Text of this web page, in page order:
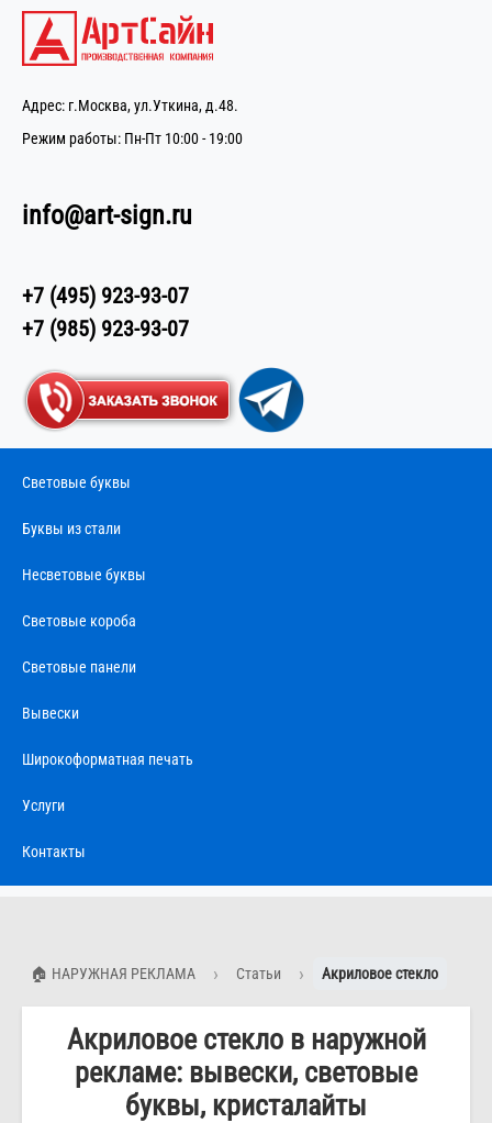
Адрес: г.Москва, ул.Уткина, д.48.
Режим работы: Пн-Пт 10:00 - 19:00
info@art-sign.ru
+7 (495) 923-93-07
+7 (985) 923-93-07
Световые буквы
Буквы из стали
Несветовые буквы
Световые короба
Световые панели
Вывески
Широкоформатная печать
Услуги
Контакты
🏠 НАРУЖНАЯ РЕКЛАМА Статьи Акриловое стекло
Акриловое стекло в наружной
рекламе: вывески, световые
буквы, кристалайты